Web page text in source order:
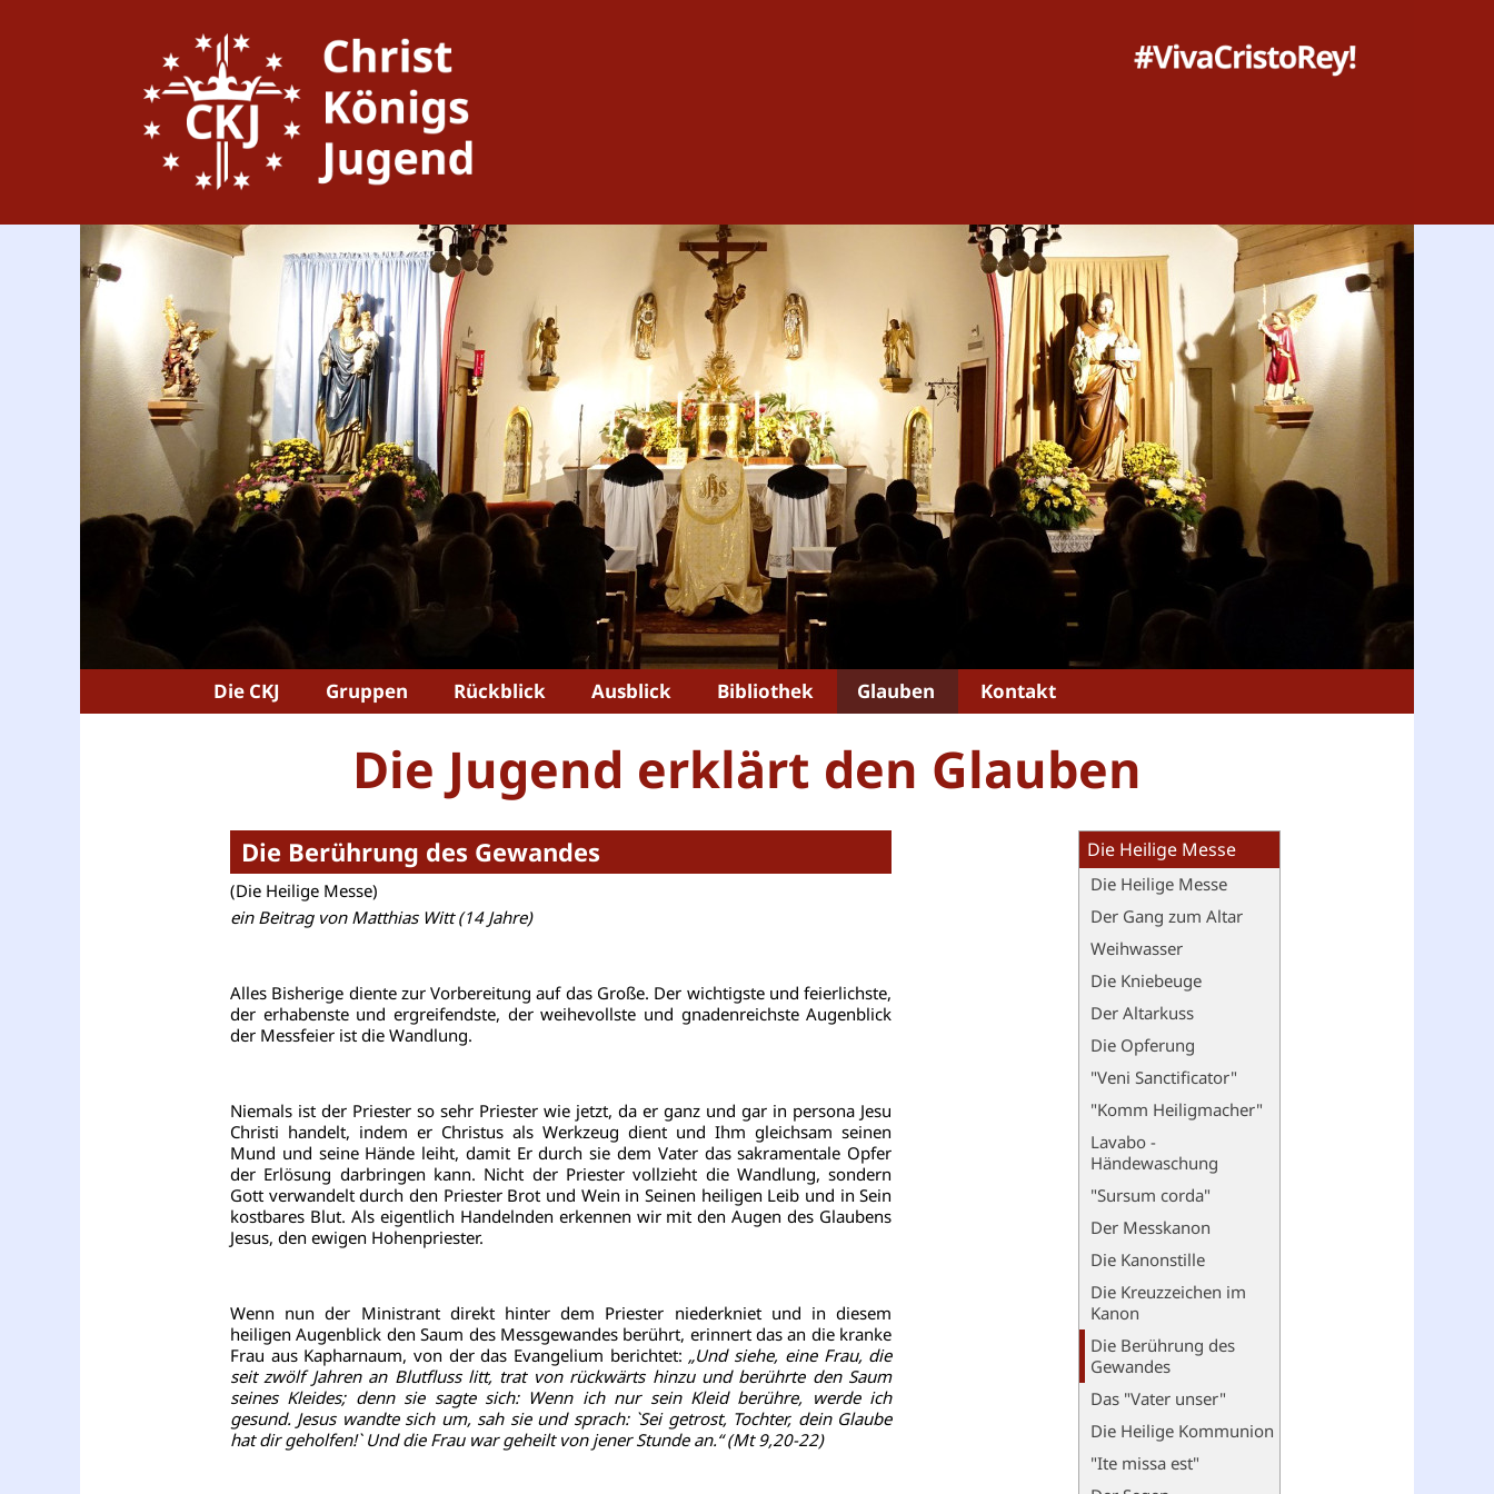
Die CKJ Gruppen Rückblick Ausblick Bibliothek Glauben Kontakt
Die Jugend erklärt den Glauben
Die Heilige Messe
Die Heilige Messe
Der Gang zum Altar
Weihwasser
Die Kniebeuge
Der Altarkuss
Die Opferung
"Veni Sanctificator"
"Komm Heiligmacher"
Lavabo -
Händewaschung
"Sursum corda"
Der Messkanon
Die Kanonstille
Die Kreuzzeichen im
Kanon
Die Berührung des
Gewandes
Das "Vater unser"
Die Heilige Kommunion
"Ite missa est"
Die Berührung des Gewandes
(Die Heilige Messe)
ein Beitrag von Matthias Witt (14 Jahre)
Alles Bisherige diente zur Vorbereitung auf das Große. Der wichtigste und feierlichste,
der erhabenste und ergreifendste, der weihevollste und gnadenreichste Augenblick
der Messfeier ist die Wandlung.
Niemals ist der Priester so sehr Priester wie jetzt, da er ganz und gar in persona Jesu
Christi handelt, indem er Christus als Werkzeug dient und Ihm gleichsam seinen
Mund und seine Hände leiht, damit Er durch sie dem Vater das sakramentale Opfer
der Erlösung darbringen kann. Nicht der Priester vollzieht die Wandlung, sondern
Gott verwandelt durch den Priester Brot und Wein in Seinen heiligen Leib und in Sein
kostbares Blut. Als eigentlich Handelnden erkennen wir mit den Augen des Glaubens
Jesus, den ewigen Hohenpriester.
Wenn nun der Ministrant direkt hinter dem Priester niederkniet und in diesem
heiligen Augenblick den Saum des Messgewandes berührt, erinnert das an die kranke
Frau aus Kapharnaum, von der das Evangelium berichtet: „Und siehe, eine Frau, die
seit zwölf Jahren an Blutfluss litt, trat von rückwärts hinzu und berührte den Saum
seines Kleides; denn sie sagte sich: Wenn ich nur sein Kleid berühre, werde ich
gesund. Jesus wandte sich um, sah sie und sprach: `Sei getrost, Tochter, dein Glaube
hat dir geholfen!` Und die Frau war geheilt von jener Stunde an.“ (Mt 9,20-22)